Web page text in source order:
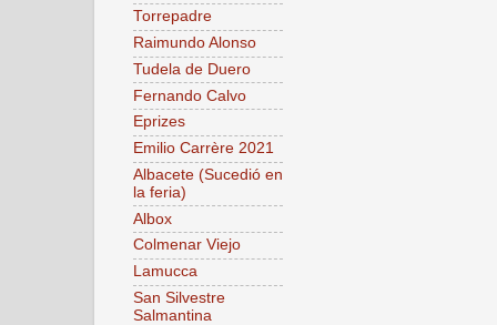
Torrepadre
Raimundo Alonso
Tudela de Duero
Fernando Calvo
Eprizes
Emilio Carrère 2021
Albacete (Sucedió en
la feria)
Albox
Colmenar Viejo
Lamucca
San Silvestre
Salmantina